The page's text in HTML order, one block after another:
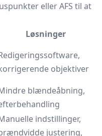
eller AFS til at
Løsninger
objektiver
blændeåbning,
indstillinger,
justering,